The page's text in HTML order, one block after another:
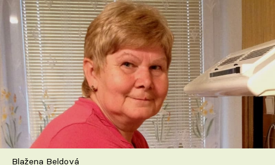
Témata
Recepty
Články
TV Program
Škola vaření
Blažena Beldová